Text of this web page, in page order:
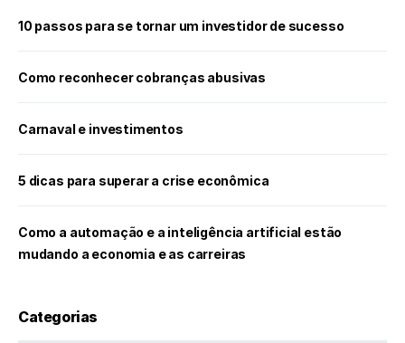
10 passos para se tornar um investidor de sucesso
Como reconhecer cobranças abusivas
Carnaval e investimentos
5 dicas para superar a crise econômica
Como a automação e a inteligência artificial estão
mudando a economia e as carreiras
Categorias